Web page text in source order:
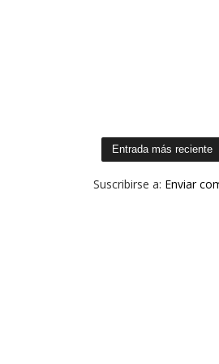
Entrada más reciente
Suscribirse a: Enviar